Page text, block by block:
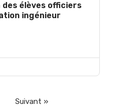
des élèves officiers
ingénieur
Suivant »